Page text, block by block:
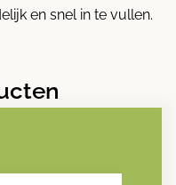
en snel in te vullen.